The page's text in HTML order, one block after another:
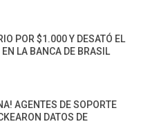
POR $1.000 Y DESATÓ EL
LA BANCA DE BRASIL
AGENTES DE SOPORTE
DATOS DE